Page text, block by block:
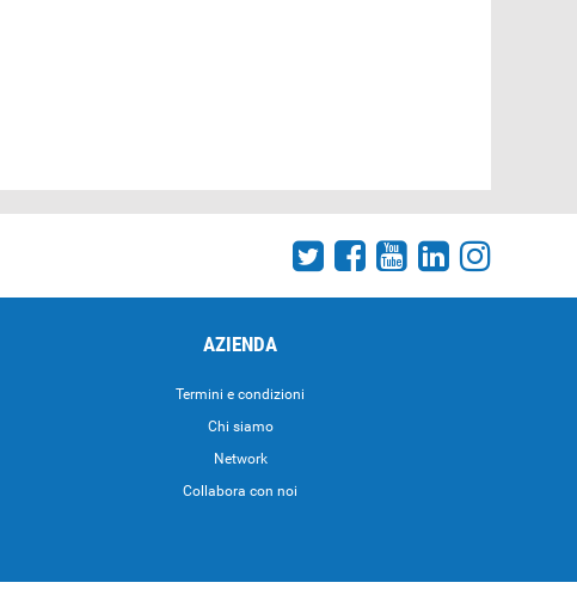
AZIENDA
Termini e condizioni
Chi siamo
Network
Collabora con noi